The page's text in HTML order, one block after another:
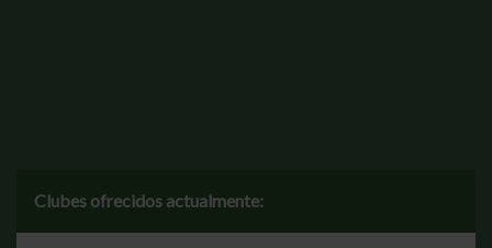
Clubes ofrecidos actualmente: